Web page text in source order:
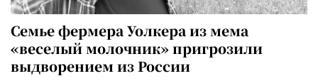
Семье фермера Уолкера из мема
«веселый молочник» пригрозили
выдворением из России